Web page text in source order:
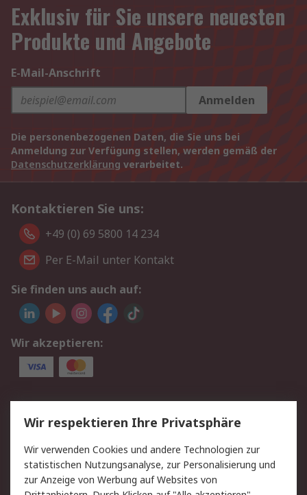
Exklusiv für Sie unsere neuesten
Produkte und Angebote
E-Mail-Anschrift
Anmelden
Die personenbezogenen Daten, die Sie uns bei
Anmeldung zur Verfügung stellen, werden gemäß der
Datenschutzerklärung verarbeitet.
Kontaktieren Sie uns:
+49 (0) 69 5800 14 234
Per E-Mail unter Kontakt
Sie finden uns auch auf:
Wir akzeptieren:
Service
Value Added Services
Lieferlösungen
Rücksendungen
Kontakt
Hilfe
Privatkunden
Wir respektieren Ihre Privatsphäre
Wir verwenden Cookies und andere Technologien zur
statistischen Nutzungsanalyse, zur Personalisierung und
zur Anzeige von Werbung auf Websites von